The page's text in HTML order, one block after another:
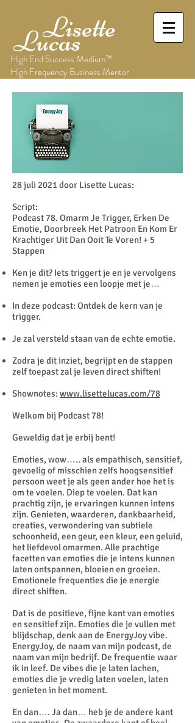
Lisette
Lucas
High End Success Medium™
High Frequency Business Mentor
28 juli 2021 door Lisette Lucas:
Script:
Podcast 78. Omarm Je Trigger, Erken De
Emotie, Doorbreek Het Patroon En Kom Er
Krachtiger Uit Dan Ooit Te Voren! + 5
Stappen
Ken je dit? Iets triggert je en je vervolgens
nemen je emoties een loopje met je…
In deze podcast: Ontdek de kern van je
trigger.
Je zal versteld staan van de echte emotie.
Zodra je dit inziet, begrijpt en de stappen
zelf toepast zal je leven direct shiften!
Shownotes: www.lisettelucas.com/78
Welkom bij Podcast 78!
Geweldig dat je erbij bent!
Emoties, wow….. als empathisch, sensitief,
gevoelig of misschien zelfs hoogsensitief
persoon weet je als geen ander hoe het is
om te voelen. Diep te voelen. Dat kan
prachtig zijn, je ervaringen kunnen intens
zijn. Genieten, waarderen, dankbaarheid,
creaties, verwondering van subtiele
schoonheid, een geur, een kleur, een geluid,
het liefdevol omarmen. Alle prachtige
facetten van emoties die je intens kunnen
laten ontspannen, bloeien en groeien.
Emotionele frequenties die je energie
direct shiften.
Dat is de positieve, fijne kant van emoties
en sensitief zijn. Emoties die je vullen met
blijdschap, denk aan de EnergyJoy vibe.
EnergyJoy, de naam van mijn podcast, de
naam van mijn bedrijf. De frequentie waar
ik in leef. De vibes die je laten lachen,
emoties die je vredig laten voelen, laten
genieten in het moment.
En dan…. Ja dan… heb je de andere kant